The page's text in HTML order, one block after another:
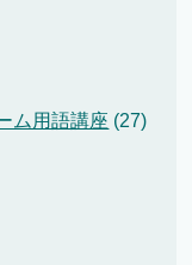
ム用語講座 (27)